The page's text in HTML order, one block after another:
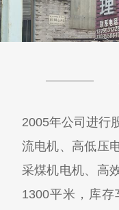
2005年公司进行
流电机、高低压
采煤机电机、高
1300平米，库